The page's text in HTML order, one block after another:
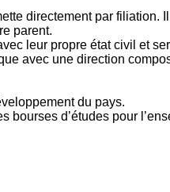
directement par
parent.
leur propre état civil et
avec une direction
du pays.
bourses d’études pour